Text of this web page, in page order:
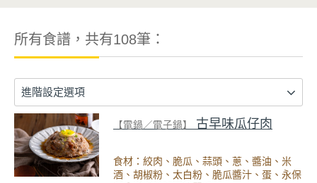
所有食譜，共有108筆：
進階設定選項
【電鍋／電子鍋】 古早味瓜仔肉
食材：絞肉、脆瓜、蒜頭、蔥、醬油、米
酒、胡椒粉、太白粉、脆瓜醬汁、蛋、永保